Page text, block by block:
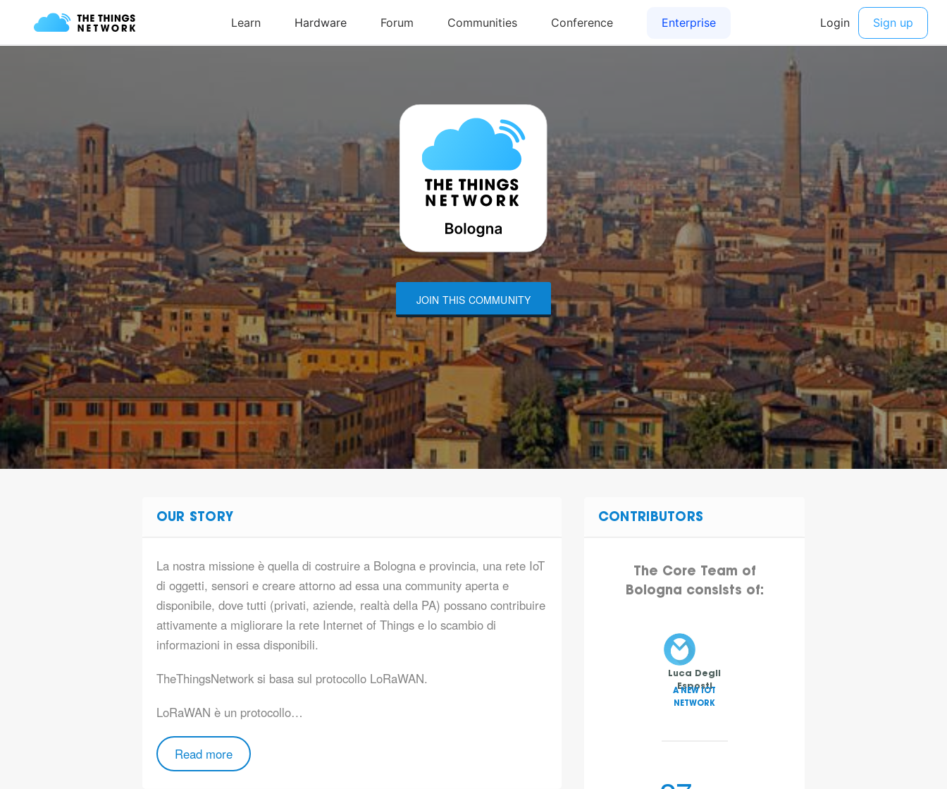
JOIN THIS COMMUNITY
OUR STORY
La nostra missione è quella di costruire a Bologna e provincia, una rete IoT
di oggetti, sensori e creare attorno ad essa una community aperta e
disponibile, dove tutti (privati, aziende, realtà della PA) possano contribuire
attivamente a migliorare la rete Internet of Things e lo scambio di
informazioni in essa disponibili.
TheThingsNetwork si basa sul protocollo LoRaWAN.
LoRaWAN è un protocollo…
Read more
CONTRIBUTORS
The Core Team of
Bologna consists of:
Luca Degli
Esposti
A NEW IOT
NETWORK